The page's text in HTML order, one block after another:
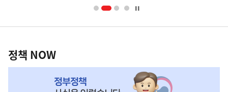
영
책
NOW,
정책 NOW